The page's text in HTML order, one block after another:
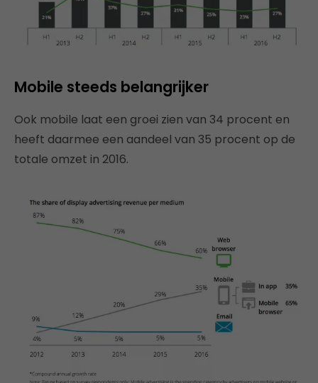
Mobile steeds belangrijker
Ook mobile laat een groei zien van 34 procent en
heeft daarmee een aandeel van 35 procent op de
totale omzet in 2016.